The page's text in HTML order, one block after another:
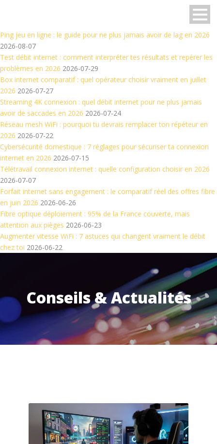
Ping jeu en ligne : le guide pour ne plus jamais avoir de lag en 2026
2026-08-07
Test débit internet : comment interpréter tes résultats et repérer les
problèmes en 2026 2026-07-29
Box internet comparatif : quel opérateur choisir vraiment en juillet
2026 2026-07-27
Streaming 4K connexion : quel débit internet pour ne plus jamais
avoir de saccades en 2026 2026-07-24
Réseau mesh WiFi : pourquoi tu devrais remplacer ton répéteur en
2026 2026-07-22
Cybersécurité domestique : 7 réglages pour sécuriser ta connexion
internet en 2026 2026-07-15
Télétravail connexion internet : quelle configuration choisir en 2026
2026-07-07
Forfait internet sans engagement : le comparatif réel des offres fibre
en juin 2026 2026-06-26
Fibre optique déploiement : 95% de la France couverte, mais
attention aux pièges 2026-06-23
Augmenter vitesse WiFi : 7 astuces qui changent vraiment le débit
chez toi 2026-06-22
Conseils & Actualités